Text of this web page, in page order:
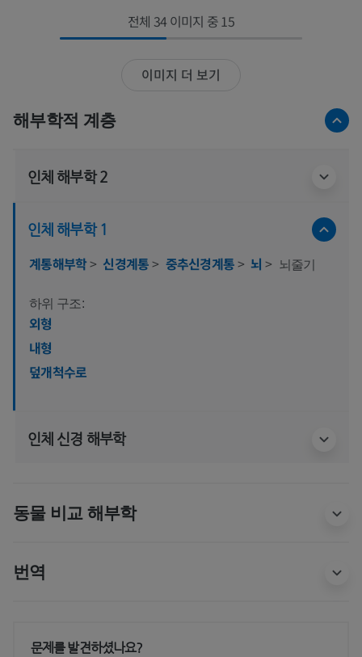
전체 34 이미지 중 15
이미지 더 보기
해부학적 계층
인체 해부학 2
인체 해부학 1
계통해부학> 신경계통> 중추신경계통> 뇌 > 뇌줄기
하위 구조:
외형
내형
덮개척수로
인체 신경 해부학
동물 비교 해부학
번역
문제를 발견하셨나요?